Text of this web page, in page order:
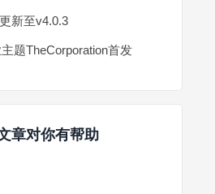
新至v4.0.3
题TheCorporation首发
章对你有帮助